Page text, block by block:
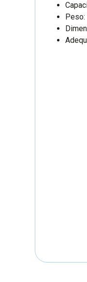
Peso: